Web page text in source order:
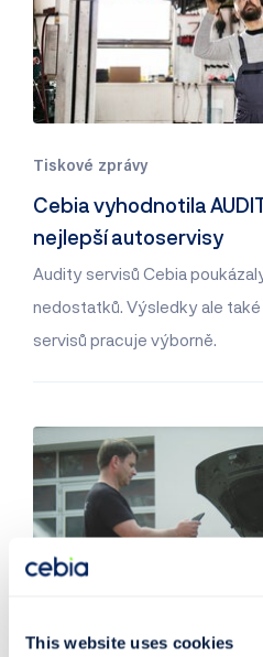
This website uses cookies
Tiskové zprávy
Cebia vyhodnotila
nejlepší autoservisy
Audity servisů Cebia
nedostatků. Výsledky ale také
servisů pracuje výborně.